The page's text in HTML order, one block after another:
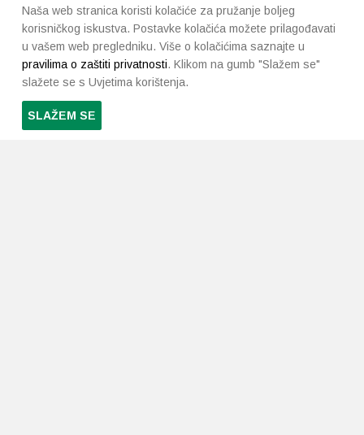
Naša web stranica koristi kolačiće za pružanje boljeg
korisničkog iskustva. Postavke kolačića možete prilagođavati
u vašem web pregledniku. Više o kolačićima saznajte u
pravilima o zaštiti privatnosti. Klikom na gumb "Slažem se"
slažete se s Uvjetima korištenja.
SLAŽEM SE